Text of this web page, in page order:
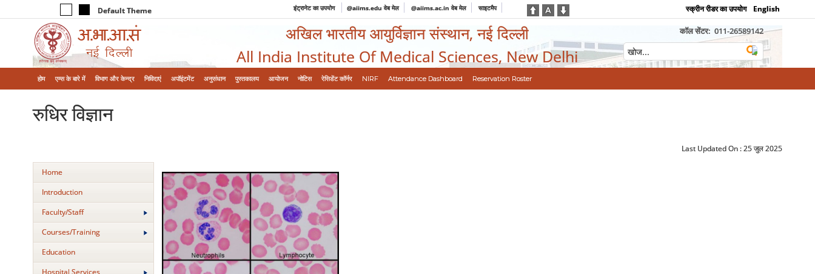
Default Theme इंट्रानेट का उपयोग @aiims.edu वेब मेल @aiims.ac.in वेब मेल साइटमैप स्क्रीन रीडर का उपयोग English
अखिल भारतीय आयुर्विज्ञान संस्थान, नई दिल्ली
All India Institute Of Medical Sciences, New Delhi
कॉल सेंटर: 011-26589142
होम एम्‍स के बारे में विभाग और केन्‍द्र निविदाएं अपॉइंटमेंट अनुसंधान पुस्तकालय आयोजन नोटिस रेसिडेंट कॉर्नर NIRF Attendance Dashboard Reservation Roster
रुधिर विज्ञान
Last Updated On :25 जुल 2025
Home
Introduction
Faculty/Staff
Courses/Training
Education
Hospital Services